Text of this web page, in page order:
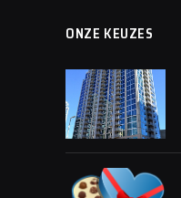
ONZE KEUZES